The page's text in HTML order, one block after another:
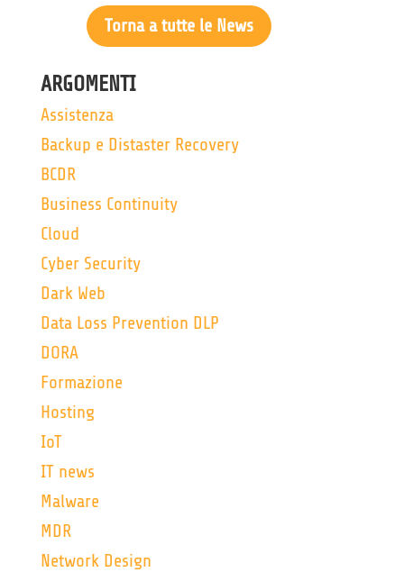
Torna a tutte le News
ARGOMENTI
Assistenza
Backup e Distaster Recovery
BCDR
Business Continuity
Cloud
Cyber Security
Dark Web
Data Loss Prevention DLP
DORA
Formazione
Hosting
IoT
IT news
Malware
MDR
Network Design